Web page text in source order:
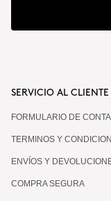
SERVICIO AL CLIENTE
FORMULARIO DE
TERMINOS Y
ENVÍOS Y
COMPRA SEGURA